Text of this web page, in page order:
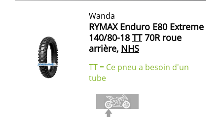
Wanda
RYMAX Enduro E80 Extreme
140/80-18 TT70R roue
arrière, NHS
TT = Ce pneu a besoin d'un
tube